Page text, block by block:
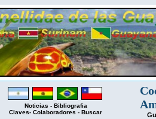
Noticias - Bibliografia
Claves- Colaboradores - Buscar